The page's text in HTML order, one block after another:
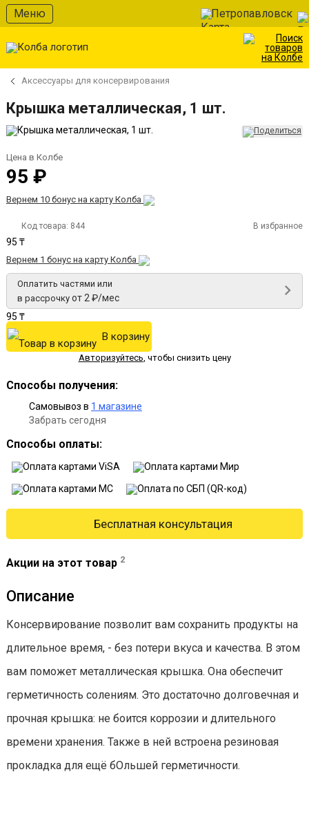
Меню Петропавловск
Аксессуары для консервирования
Крышка металлическая, 1 шт.
Цена в Колбе
95 ₽
Вернем 10 бонус на карту Колба
Код товара: 844 В избранное
95 ₸
Вернем 1 бонус на карту Колба
Оплатить частями или
в рассрочку от 2 ₽/мес
95 ₸
В корзину
Авторизуйтесь, чтобы снизить цену
Способы получения:
Самовывоз в 1 магазине
Забрать сегодня
Способы оплаты:
Бесплатная консультация
Акции на этот товар 2
Описание
Консервирование позволит вам сохранить продукты на
длительное время, - без потери вкуса и качества. В этом
вам поможет металлическая крышка. Она обеспечит
герметичность солениям. Это достаточно долговечная и
прочная крышка: не боится коррозии и длительного
времени хранения. Также в ней встроена резиновая
прокладка для ещё бОльшей герметичности.